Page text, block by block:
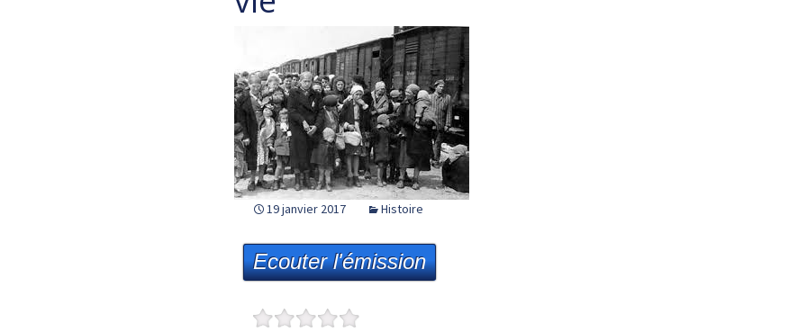
19 janvier 2017 Histoire
Ecouter l'émission